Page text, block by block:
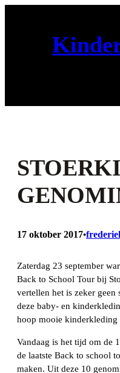
17 oktober 2017•
Zaterdag 23 september
Back to School Tour bij
vertellen het is zeker
deze baby- en
hoop mooie
Vandaag is het tijd om de
de laatste Back to school
maken. Uit deze 10